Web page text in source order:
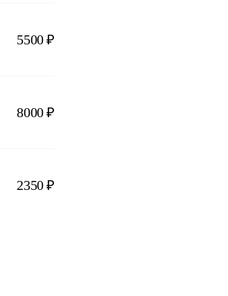
5500 ₽
8000 ₽
2350 ₽